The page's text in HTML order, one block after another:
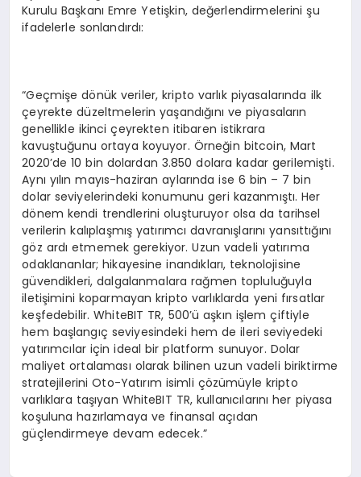
Kurulu Başkanı Emre Yetişkin, değerlendirmelerini şu
ifadelerle sonlandırdı:
“Geçmişe dönük veriler, kripto varlık piyasalarında ilk
çeyrekte düzeltmelerin yaşandığını ve piyasaların
genellikle ikinci çeyrekten itibaren istikrara
kavuştuğunu ortaya koyuyor. Örneğin bitcoin, Mart
2020’de 10 bin dolardan 3.850 dolara kadar gerilemişti.
Aynı yılın mayıs-haziran aylarında ise 6 bin – 7 bin
dolar seviyelerindeki konumunu geri kazanmıştı. Her
dönem kendi trendlerini oluşturuyor olsa da tarihsel
verilerin kalıplaşmış yatırımcı davranışlarını yansıttığını
göz ardı etmemek gerekiyor. Uzun vadeli yatırıma
odaklananlar; hikayesine inandıkları, teknolojisine
güvendikleri, dalgalanmalara rağmen topluluğuyla
iletişimini koparmayan kripto varlıklarda yeni fırsatlar
keşfedebilir. WhiteBIT TR, 500’ü aşkın işlem çiftiyle
hem başlangıç seviyesindeki hem de ileri seviyedeki
yatırımcılar için ideal bir platform sunuyor. Dolar
maliyet ortalaması olarak bilinen uzun vadeli biriktirme
stratejilerini Oto-Yatırım isimli çözümüyle kripto
varlıklara taşıyan WhiteBIT TR, kullanıcılarını her piyasa
koşuluna hazırlamaya ve finansal açıdan
güçlendirmeye devam edecek.”